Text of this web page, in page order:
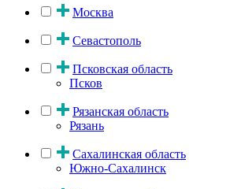
Москва
Севастополь
Псковская область
Псков
Рязанская область
Рязань
Сахалинская область
Южно-Сахалинск